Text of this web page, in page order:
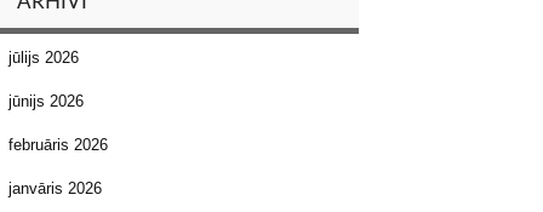
jūlijs 2026
jūnijs 2026
februāris 2026
janvāris 2026